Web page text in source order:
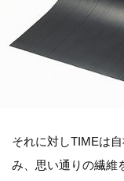
それに対しTIMEは
み、思い通りの繊維